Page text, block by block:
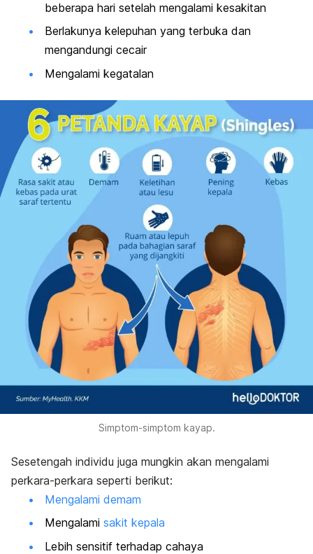
beberapa hari setelah mengalami kesakitan
Berlakunya kelepuhan yang terbuka dan
mengandungi cecair
Mengalami kegatalan
Simptom-simptom kayap.
Sesetengah individu juga mungkin akan mengalami
perkara-perkara seperti berikut:
Mengalami demam
Mengalami sakit kepala
Lebih sensitif terhadap cahaya